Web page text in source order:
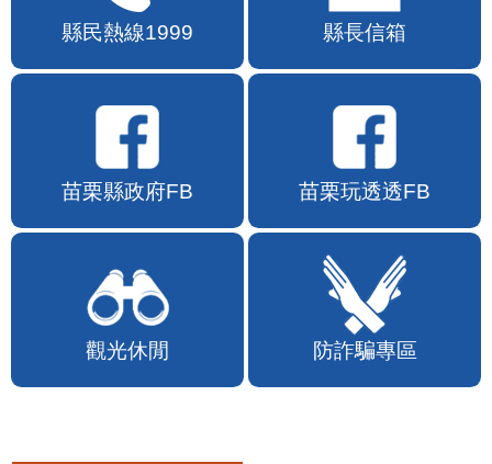
縣民熱線1999 縣長信箱
苗栗縣政府FB 苗栗玩透透FB
觀光休閒 防詐騙專區